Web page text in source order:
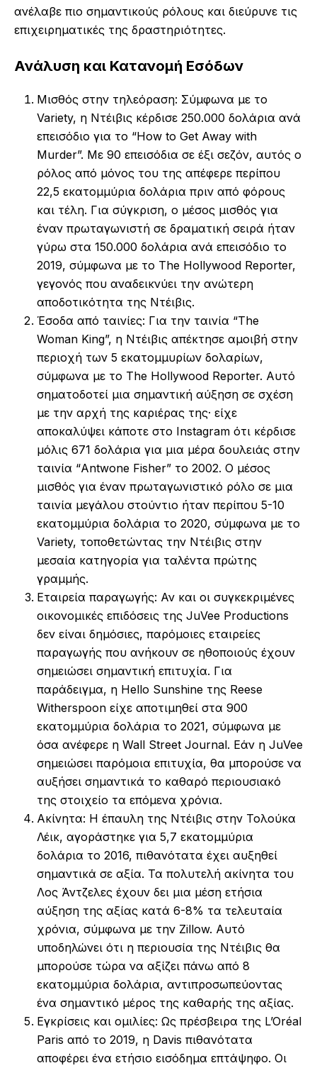
ανέλαβε πιο σημαντικούς ρόλους και διεύρυνε τις
επιχειρηματικές της δραστηριότητες.
Ανάλυση και Κατανομή Εσόδων
Μισθός στην τηλεόραση: Σύμφωνα με το
Variety, η Ντέιβις κέρδισε 250.000 δολάρια ανά
επεισόδιο για το “How to Get Away with
Murder”. Με 90 επεισόδια σε έξι σεζόν, αυτός ο
ρόλος από μόνος του της απέφερε περίπου
22,5 εκατομμύρια δολάρια πριν από φόρους
και τέλη. Για σύγκριση, ο μέσος μισθός για
έναν πρωταγωνιστή σε δραματική σειρά ήταν
γύρω στα 150.000 δολάρια ανά επεισόδιο το
2019, σύμφωνα με το The Hollywood Reporter,
γεγονός που αναδεικνύει την ανώτερη
αποδοτικότητα της Ντέιβις.
Έσοδα από ταινίες: Για την ταινία “The
Woman King”, η Ντέιβις απέκτησε αμοιβή στην
περιοχή των 5 εκατομμυρίων δολαρίων,
σύμφωνα με το The Hollywood Reporter. Αυτό
σηματοδοτεί μια σημαντική αύξηση σε σχέση
με την αρχή της καριέρας της· είχε
αποκαλύψει κάποτε στο Instagram ότι κέρδισε
μόλις 671 δολάρια για μια μέρα δουλειάς στην
ταινία “Antwone Fisher” το 2002. Ο μέσος
μισθός για έναν πρωταγωνιστικό ρόλο σε μια
ταινία μεγάλου στούντιο ήταν περίπου 5-10
εκατομμύρια δολάρια το 2020, σύμφωνα με το
Variety, τοποθετώντας την Ντέιβις στην
μεσαία κατηγορία για ταλέντα πρώτης
γραμμής.
Εταιρεία παραγωγής: Αν και οι συγκεκριμένες
οικονομικές επιδόσεις της JuVee Productions
δεν είναι δημόσιες, παρόμοιες εταιρείες
παραγωγής που ανήκουν σε ηθοποιούς έχουν
σημειώσει σημαντική επιτυχία. Για
παράδειγμα, η Hello Sunshine της Reese
Witherspoon είχε αποτιμηθεί στα 900
εκατομμύρια δολάρια το 2021, σύμφωνα με
όσα ανέφερε η Wall Street Journal. Εάν η JuVee
σημειώσει παρόμοια επιτυχία, θα μπορούσε να
αυξήσει σημαντικά το καθαρό περιουσιακό
της στοιχείο τα επόμενα χρόνια.
Ακίνητα: Η έπαυλη της Ντέιβις στην Τολούκα
Λέικ, αγοράστηκε για 5,7 εκατομμύρια
δολάρια το 2016, πιθανότατα έχει αυξηθεί
σημαντικά σε αξία. Τα πολυτελή ακίνητα του
Λος Άντζελες έχουν δει μια μέση ετήσια
αύξηση της αξίας κατά 6-8% τα τελευταία
χρόνια, σύμφωνα με την Zillow. Αυτό
υποδηλώνει ότι η περιουσία της Ντέιβις θα
μπορούσε τώρα να αξίζει πάνω από 8
εκατομμύρια δολάρια, αντιπροσωπεύοντας
ένα σημαντικό μέρος της καθαρής της αξίας.
Εγκρίσεις και ομιλίες: Ως πρέσβειρα της L’Oréal
Paris από το 2019, η Davis πιθανότατα
αποφέρει ένα ετήσιο εισόδημα επτάψηφο. Οι